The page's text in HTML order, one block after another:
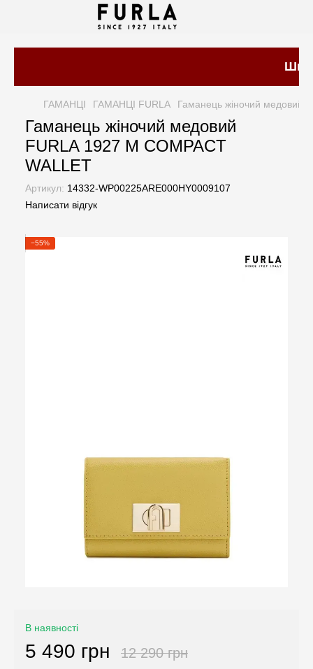
ГАМАНЦІ ГАМАНЦІ FURLA Гаманець жіночий медовий
Гаманець жіночий медовий
FURLA 1927 M COMPACT
WALLET
Артикул: 14332-WP00225ARE000HY0009107
Написати відгук
−55%
В наявності
5 490 грн 12 290 грн